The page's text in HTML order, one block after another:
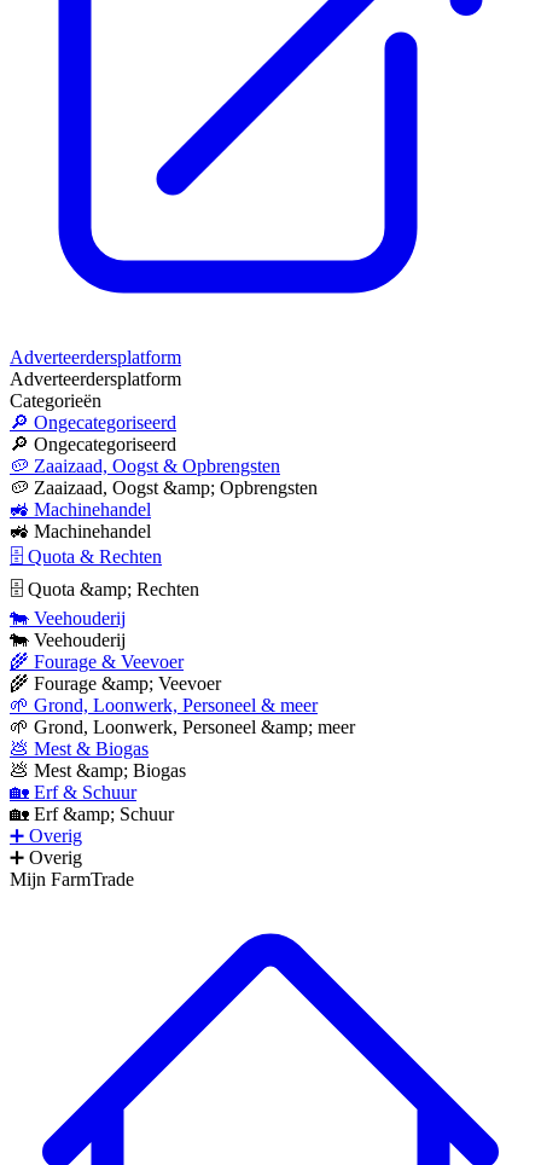
Adverteerdersplatform
Adverteerdersplatform
Categorieën
🔎 Ongecategoriseerd
🔎 Ongecategoriseerd
🥔 Zaaizaad, Oogst & Opbrengsten
🥔 Zaaizaad, Oogst &amp; Opbrengsten
🚜 Machinehandel
🚜 Machinehandel
🗄 Quota & Rechten
🗄 Quota &amp; Rechten
🐄 Veehouderij
🐄 Veehouderij
🌾 Fourage & Veevoer
🌾 Fourage &amp; Veevoer
🌱 Grond, Loonwerk, Personeel & meer
🌱 Grond, Loonwerk, Personeel &amp; meer
💩 Mest & Biogas
💩 Mest &amp; Biogas
🏡 Erf & Schuur
🏡 Erf &amp; Schuur
➕ Overig
➕ Overig
Mijn FarmTrade